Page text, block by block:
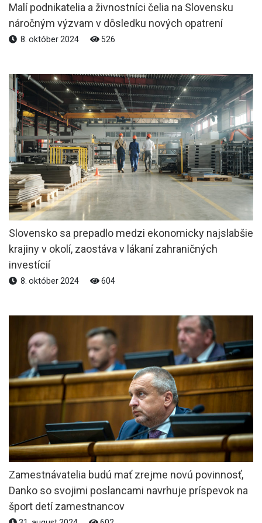
Malí podnikatelia a živnostníci čelia na Slovensku
náročným výzvam v dôsledku nových opatrení
8. október 2024 526
Slovensko sa prepadlo medzi ekonomicky najslabšie
krajiny v okolí, zaostáva v lákaní zahraničných
investícií
8. október 2024 604
Zamestnávatelia budú mať zrejme novú povinnosť,
Danko so svojimi poslancami navrhuje príspevok na
šport detí zamestnancov